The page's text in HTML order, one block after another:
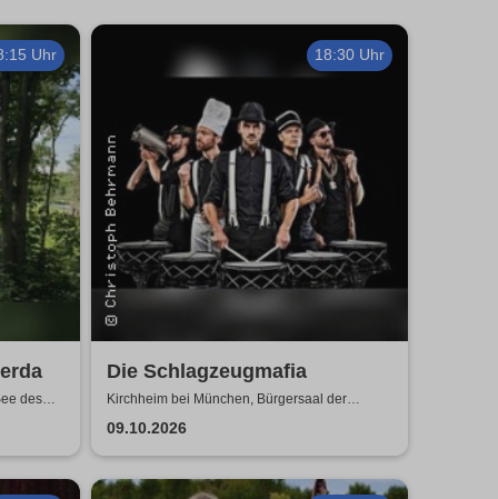
Uhr
des
18:30 Uhr
Die Schlagzeugmafia
Kirchheim bei München, Bürgersaal der
Gemeinde Kirchheim
09.10.2026